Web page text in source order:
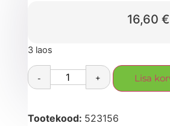
16,60 €
3 laos
- + Lisa
Tootekood: 523156